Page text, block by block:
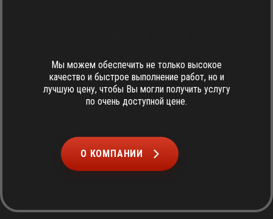
Мы можем обеспечить не только высокое
качество и быстрое выполнение работ, но и
лучшую цену, чтобы Вы могли получить услугу
по очень доступной цене.
О КОМПАНИИ